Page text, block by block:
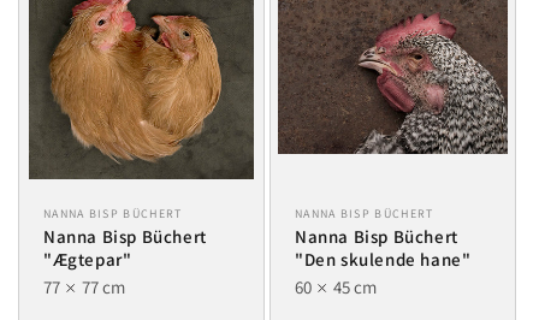
NANNA BISP BÜCHERT
Nanna Bisp Büchert
"Ægtepar"
77
77 cm
NANNA BISP BÜCHERT
Nanna Bisp Büchert
"Den skulende hane"
60
45 cm